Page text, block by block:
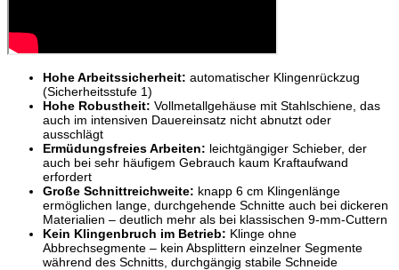
Hohe Arbeitssicherheit: automatischer Klingenrückzug
(Sicherheitsstufe 1)
Hohe Robustheit: Vollmetallgehäuse mit Stahlschiene, das
auch im intensiven Dauereinsatz nicht abnutzt oder
ausschlägt
Ermüdungsfreies Arbeiten: leichtgängiger Schieber, der
auch bei sehr häufigem Gebrauch kaum Kraftaufwand
erfordert
Große Schnittreichweite: knapp 6 cm Klingenlänge
ermöglichen lange, durchgehende Schnitte auch bei dickeren
Materialien – deutlich mehr als bei klassischen 9-mm-Cuttern
Kein Klingenbruch im Betrieb: Klinge ohne
Abbrechsegmente – kein Absplittern einzelner Segmente
während des Schnitts, durchgängig stabile Schneide